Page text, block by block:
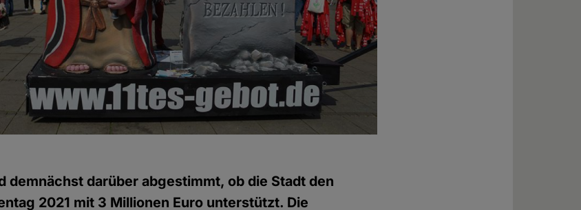
demnächst darüber abgestimmt, ob die Stadt den
2021 mit 3 Millionen Euro unterstützt. Die